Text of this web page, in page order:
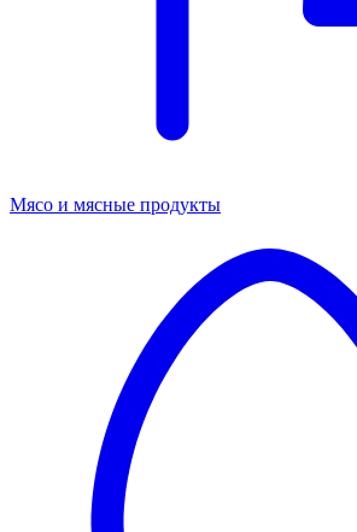
Мясо и мясные продукты